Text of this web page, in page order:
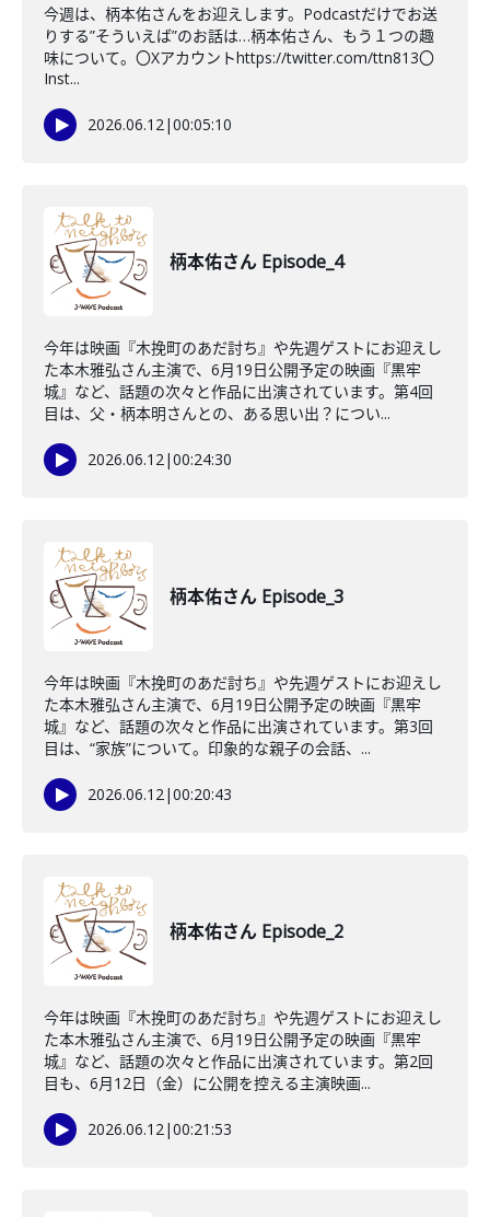
今週は、柄本佑さんをお迎えします。Podcastだけでお送
りする”そういえば”のお話は…柄本佑さん、もう１つの趣
味について。〇Xアカウントhttps://twitter.com/ttn813〇
Inst...
2026.06.12|00:05:10
柄本佑さん Episode_4
今年は映画『木挽町のあだ討ち』や先週ゲストにお迎えし
た本木雅弘さん主演で、6月19日公開予定の映画『黒牢
城』など、話題の次々と作品に出演されています。第4回
目は、父・柄本明さんとの、ある思い出？につい...
2026.06.12|00:24:30
柄本佑さん Episode_3
今年は映画『木挽町のあだ討ち』や先週ゲストにお迎えし
た本木雅弘さん主演で、6月19日公開予定の映画『黒牢
城』など、話題の次々と作品に出演されています。第3回
目は、“家族”について。印象的な親子の会話、...
2026.06.12|00:20:43
柄本佑さん Episode_2
今年は映画『木挽町のあだ討ち』や先週ゲストにお迎えし
た本木雅弘さん主演で、6月19日公開予定の映画『黒牢
城』など、話題の次々と作品に出演されています。第2回
目も、6月12日（金）に公開を控える主演映画...
2026.06.12|00:21:53